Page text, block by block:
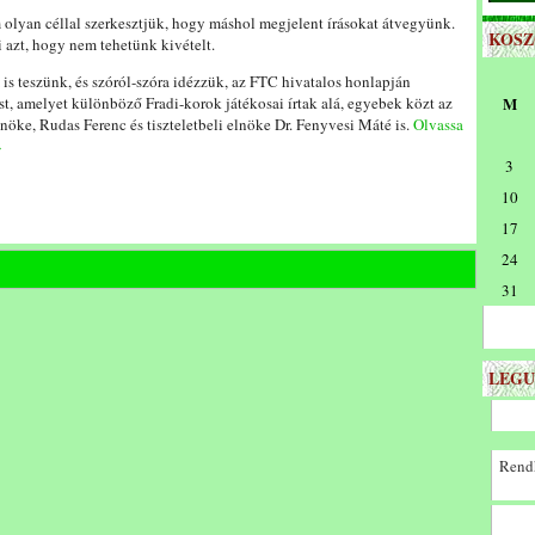
céllal szerkesztjük, hogy máshol megjelent írásokat átvegyünk.
azt, hogy nem tehetünk kivételt.
teszünk, és szóról-szóra idézzük, az FTC hivatalos honlapján
amelyet különböző Fradi-korok játékosai írtak alá, egyebek közt az
Rudas Ferenc és tiszteletbeli elnöke Dr. Fenyvesi Máté is.Olvassa
M
3
10
17
24
31